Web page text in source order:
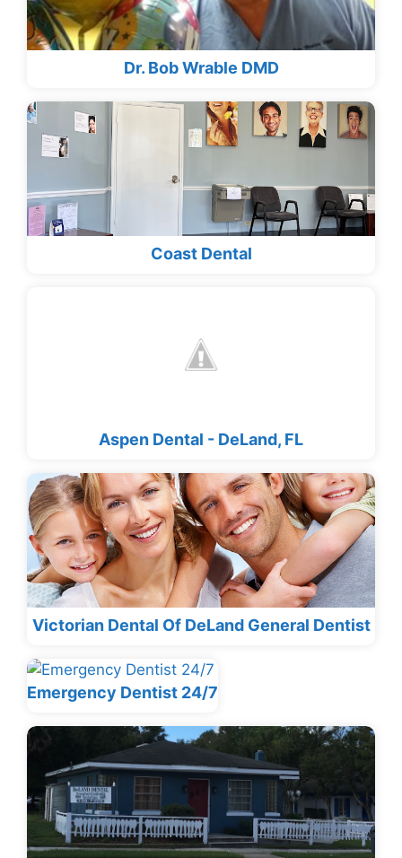
Dr. Bob Wrable DMD
Coast Dental
Aspen Dental - DeLand, FL
Victorian Dental Of DeLand General Dentist
Emergency Dentist 24/7